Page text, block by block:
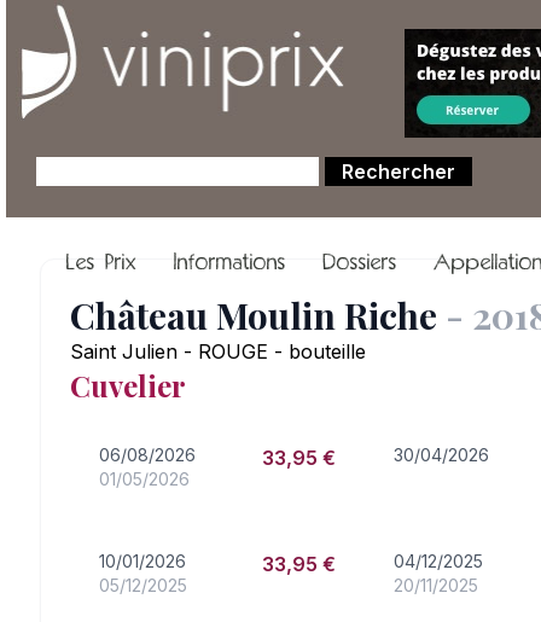
Les Prix Informations Dossiers
Château Moulin Riche -
Saint Julien - ROUGE - bouteille
Cuvelier
06/08/2026
01/05/2026
33,95 € 30/04/2026
10/01/2026
05/12/2025
33,95 €
04/12/2025
20/11/2025